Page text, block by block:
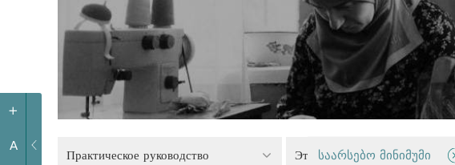
+
A
Практическое руководство Этнические меньшинства
საარსებო მინიმუმი